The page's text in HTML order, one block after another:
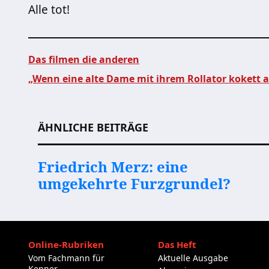
Alle tot!
Das filmen die anderen
„Wenn eine alte Dame mit ihrem Rollator kokett
ÄHNLICHE BEITRÄGE
Friedrich Merz: eine
umgekehrte Furzgrundel?
Online-Rubriken
Vom Fachmann für
Das Heft
Aktuelle Ausgabe